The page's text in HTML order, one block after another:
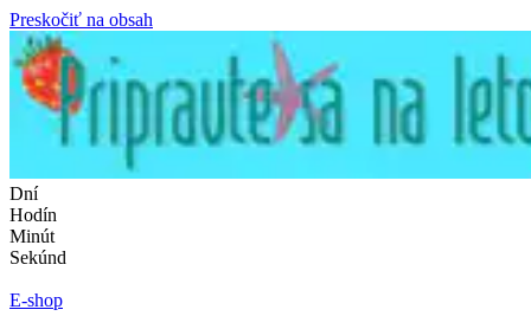
Preskočiť na obsah
Dní
Hodín
Minút
Sekúnd
E-shop